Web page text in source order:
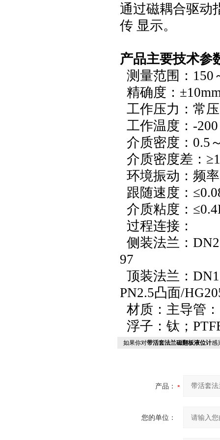
通过磁耦合驱动
传 显示。
产品主要技术参
测量范围：150
精确度：
工作压力：常
工作温度：-
介质密度：0.5
介质密度差：
环境振动：频
跟随速度：
介质粘度：
过程连接：
侧装法兰：
97
顶装法兰：
PN2.5凸面/
材质：主导管
浮子：钛；
如果你对带活套法兰磁翻板液位计感
产品：
您的单位：